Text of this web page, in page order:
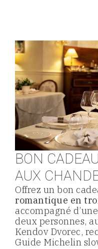
BON
AUX
Offrez un bon
romantique en
accompagné
deux personnes,
Kendov Dvorec,
Guide Michelin